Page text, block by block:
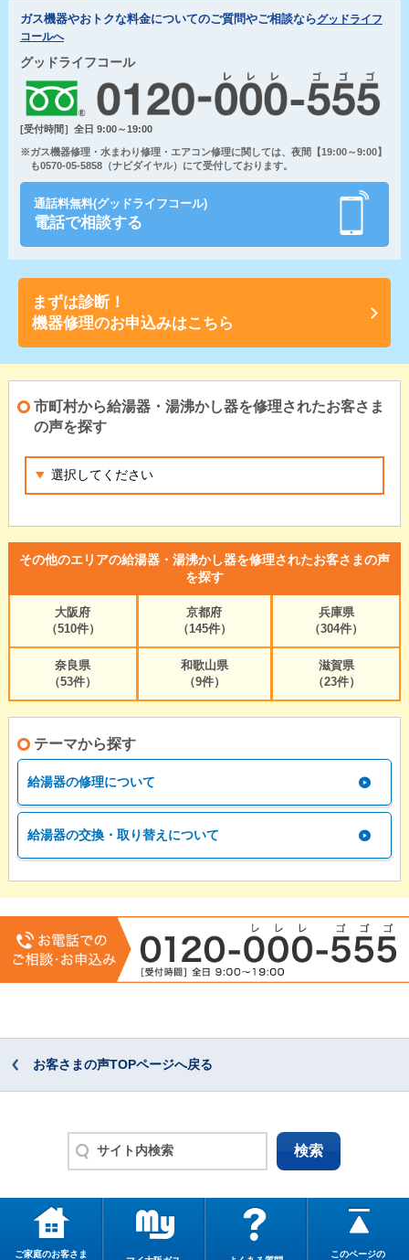
ガス機器やおトクな料金についてのご質問やご相談ならグッドライフ
コールへ
グッドライフコール
[受付時間］全日 9:00～19:00
※ガス機器修理・水まわり修理・エアコン修理に関しては、夜間【19:00～9:00】
も0570-05-5858（ナビダイヤル）にて受付しております。
通話料無料(グッドライフコール)
電話で相談する
まずは診断！
機器修理のお申込みはこちら
市町村から給湯器・湯沸かし器を修理されたお客さま
の声を探す
その他のエリアの給湯器・湯沸かし器を修理されたお客さまの声
を探す
大阪府
（510件）
京都府
（145件）
兵庫県
（304件）
奈良県
（53件）
和歌山県
（9件）
滋賀県
（23件）
テーマから探す
給湯器の修理について
給湯器の交換・取り替えについて
お客さまの声TOPページへ戻る
ご家庭のお客さま
このページの